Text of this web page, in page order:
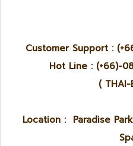
Customer Support :
Hot Line : (+66)-
( THAI-
Location : Paradise